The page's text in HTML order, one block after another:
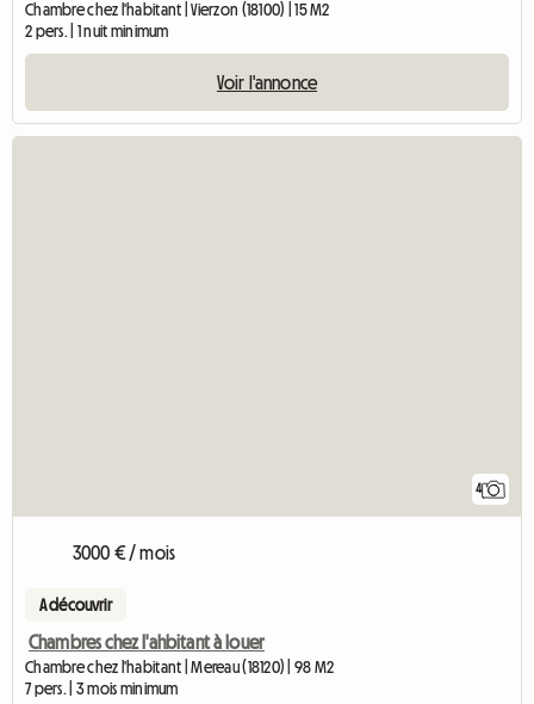
Chambre chez l'habitant | Vierzon (18100) | 15 M2
2 pers. | 1 nuit minimum
Voir l'annonce
4
3000 € / mois
A découvrir
Chambres chez l'ahbitant à louer
Chambre chez l'habitant | Mereau (18120) | 98 M2
7 pers. | 3 mois minimum